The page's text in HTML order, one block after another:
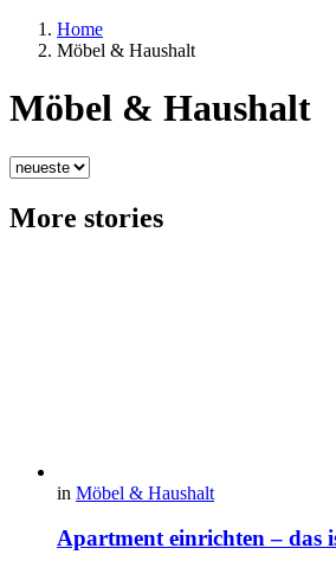
Home
Möbel & Haushalt
Möbel & Haushalt
More stories
in Möbel & Haushalt
Apartment einrichten – das